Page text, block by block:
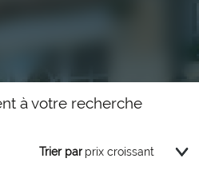
à votre recherche
Trier par